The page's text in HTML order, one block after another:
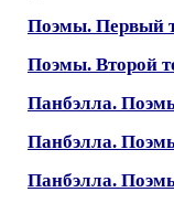
Поэмы. Первый
Поэмы. Второй
Панбэлла.
Панбэлла.
Панбэлла.